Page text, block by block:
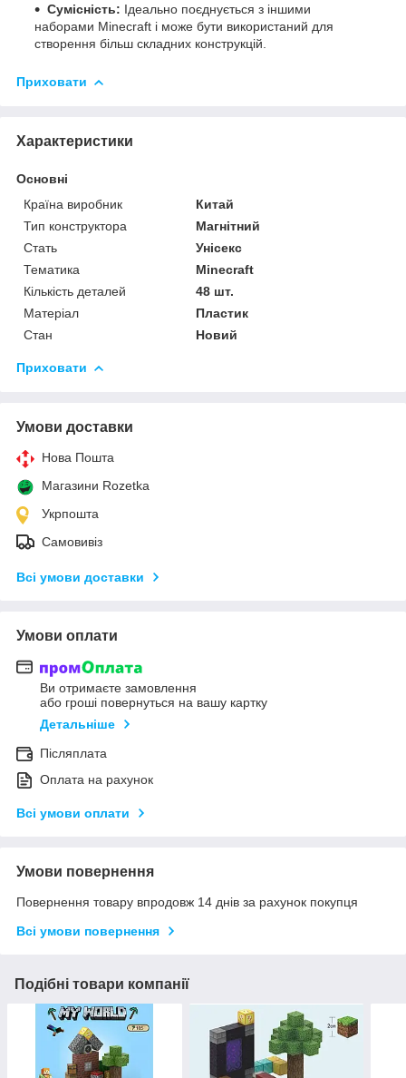
Сумісність: Ідеально поєднується з іншими
наборами Minecraft і може бути використаний для
створення більш складних конструкцій.
Приховати
Характеристики
Основні
Країна виробник
Китай
Тип конструктора
Магнітний
Стать
Унісекс
Тематика
Minecraft
Кількість деталей
48 шт.
Матеріал
Пластик
Стан
Новий
Приховати
Умови доставки
Нова Пошта
Магазини Rozetka
Укрпошта
Самовивіз
Всі умови доставки
Умови оплати
Ви отримаєте замовлення
або гроші повернуться на вашу картку
Детальніше
Післяплата
Оплата на рахунок
Всі умови оплати
Умови повернення
Повернення товару впродовж 14 днів за рахунок покупця
Всі умови повернення
Подібні товари компанії